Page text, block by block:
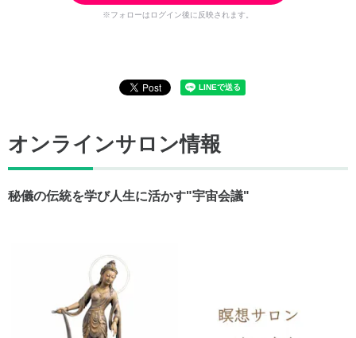
※フォローはログイン後に反映されます。
オンラインサロン情報
秘儀の伝統を学び人生に活かす"宇宙会議"